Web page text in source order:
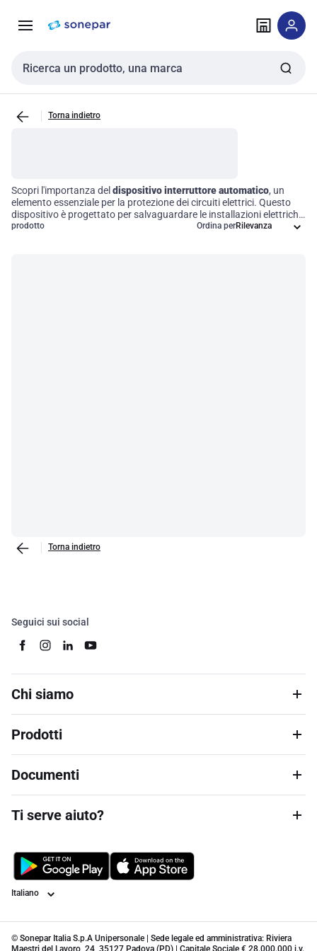
navigazione alla
Cerca input
Torna indietro
Scopri l'importanza del dispositivo interruttore automatico, un
elemento essenziale per la protezione dei circuiti elettrici. Questo
dispositivo è progettato per salvaguardare le installazioni elettriche
da sovraccarichi e cortocircuiti, interrompendo automaticamente il
prodotto Ordina per
Torna indietro
Seguici sui social
Chi siamo
Prodotti
Documenti
Ti serve aiuto?
Lingua
© Sonepar Italia S.p.A Unipersonale | Sede legale ed amministrativa: Riviera
Maestri del Lavoro, 24, 35127 Padova (PD) | Capitale Sociale € 28.000.000 i.v.